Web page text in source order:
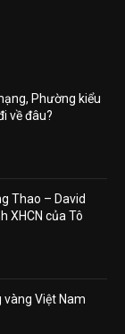
Phường kiểu
về đâu?
Thao – David
XHCN của Tô
Việt Nam